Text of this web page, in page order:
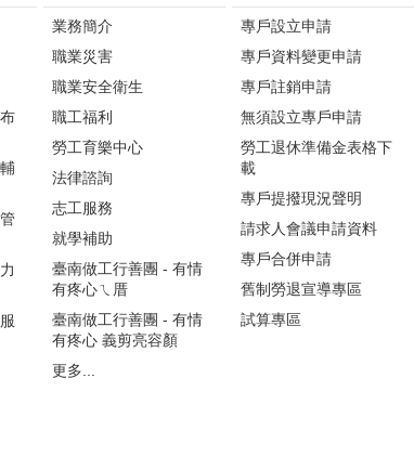
業務簡介
職業災害
職業安全衛生
職工福利
勞工育樂中心
法律諮詢
志工服務
就學補助
臺南做工行善團 - 有情
有疼心ㄟ厝
臺南做工行善團 - 有情
有疼心 義剪亮容顏
更多...
專戶設立申請
專戶資料變更申請
專戶註銷申請
無須設立專戶申請
勞工退休準備金表格下
載
專戶提撥現況聲明
請求人會議申請資料
專戶合併申請
舊制勞退宣導專區
試算專區